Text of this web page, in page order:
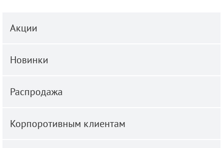
Акции
Новинки
Распродажа
Корпоротивным клиентам